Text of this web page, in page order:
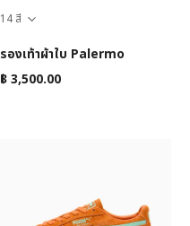
14 สี
รองเท้าผ้าใบ Palermo
฿ 3,500.00